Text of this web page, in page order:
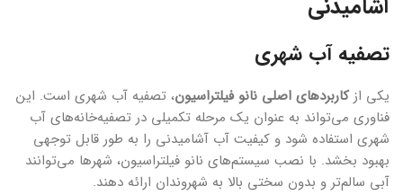
آشامیدنی
تصفیه آب شهری
یکی ازکاربردهای اصلی نانو فیلتراسیون، تصفیه آب شهری است. این
فناوری می‌تواند به عنوان یک مرحله تکمیلی در تصفیه‌خانه‌های آب
شهری استفاده شود و کیفیت آب آشامیدنی را به طور قابل توجهی
بهبود بخشد. با نصب سیستم‌های نانو فیلتراسیون، شهرها می‌توانند
آبی سالم‌تر و بدون سختی بالا به شهروندان ارائه دهند.